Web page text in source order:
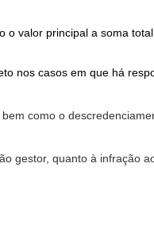
o valor principal a soma
nos casos em que há
como o
gestor, quanto à infração